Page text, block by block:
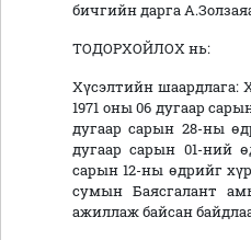
бичгийн дарга
ТОДОРХОЙЛОХ нь:
Хүсэлтийн шаардлага:
1971 оны 06 дугаар
дугаар сарын 28-ны
дугаар сарын 01-ний
сарын 12-ны өдрийг
сумын Баясгалант
ажиллаж байсан